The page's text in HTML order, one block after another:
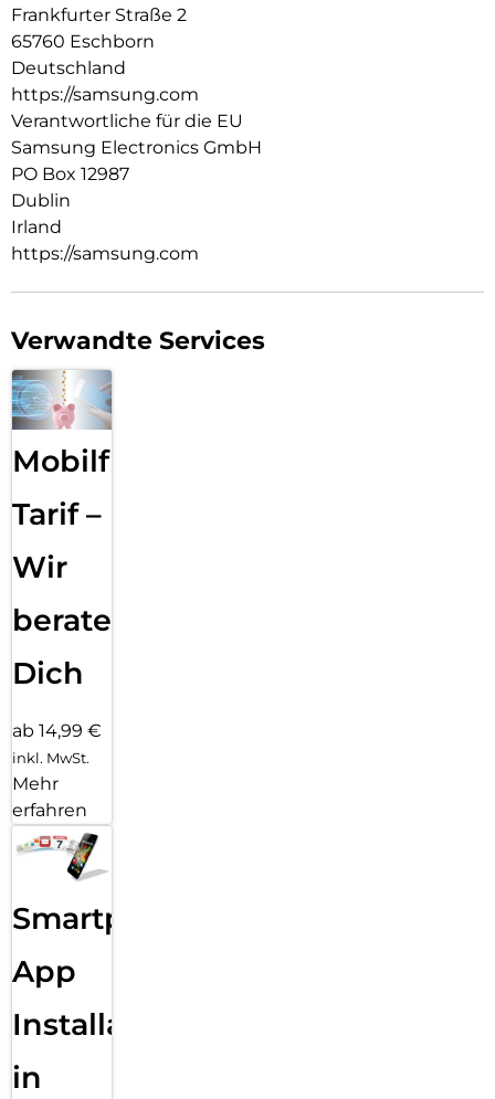
Frankfurter Straße 2
65760 Eschborn
Deutschland
https://samsung.com
Verantwortliche für die EU
Samsung Electronics GmbH
PO Box 12987
Dublin
Irland
https://samsung.com
Verwandte Services
Mobilfunk
Tarif –
Wir
beraten
Dich
ab 14,99 €
inkl. MwSt.
Mehr
erfahren
Smartphone
App
Installation
in